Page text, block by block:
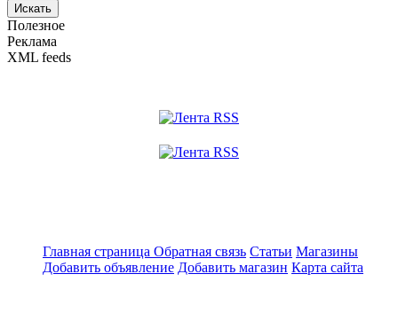
Искать
Полезное
Реклама
XML feeds
Главная страница Обратная связь Статьи Магазины
Добавить объявление Добавить магазин Карта сайта